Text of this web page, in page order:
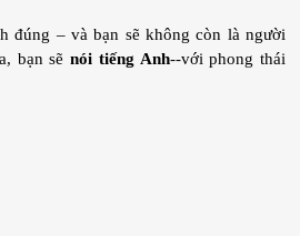
đúng – và bạn sẽ không còn là người
bạn sẽ nói tiếng Anh--với phong thái